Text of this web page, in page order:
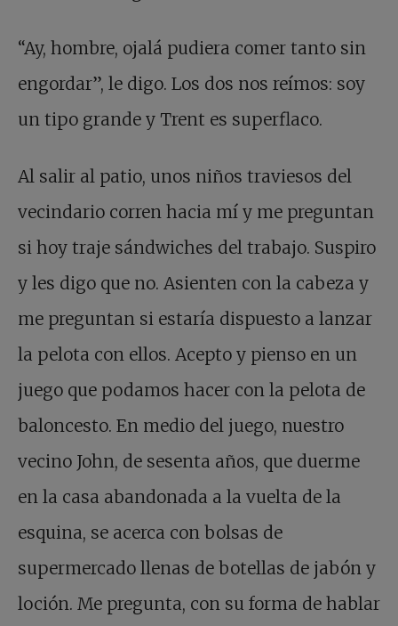
“Ay, hombre, ojalá pudiera comer tanto sin
engordar”, le digo. Los dos nos reímos: soy
un tipo grande y Trent es superflaco.
Al salir al patio, unos niños traviesos del
vecindario corren hacia mí y me preguntan
si hoy traje sándwiches del trabajo. Suspiro
y les digo que no. Asienten con la cabeza y
me preguntan si estaría dispuesto a lanzar
la pelota con ellos. Acepto y pienso en un
juego que podamos hacer con la pelota de
baloncesto. En medio del juego, nuestro
vecino John, de sesenta años, que duerme
en la casa abandonada a la vuelta de la
esquina, se acerca con bolsas de
supermercado llenas de botellas de jabón y
loción. Me pregunta, con su forma de hablar